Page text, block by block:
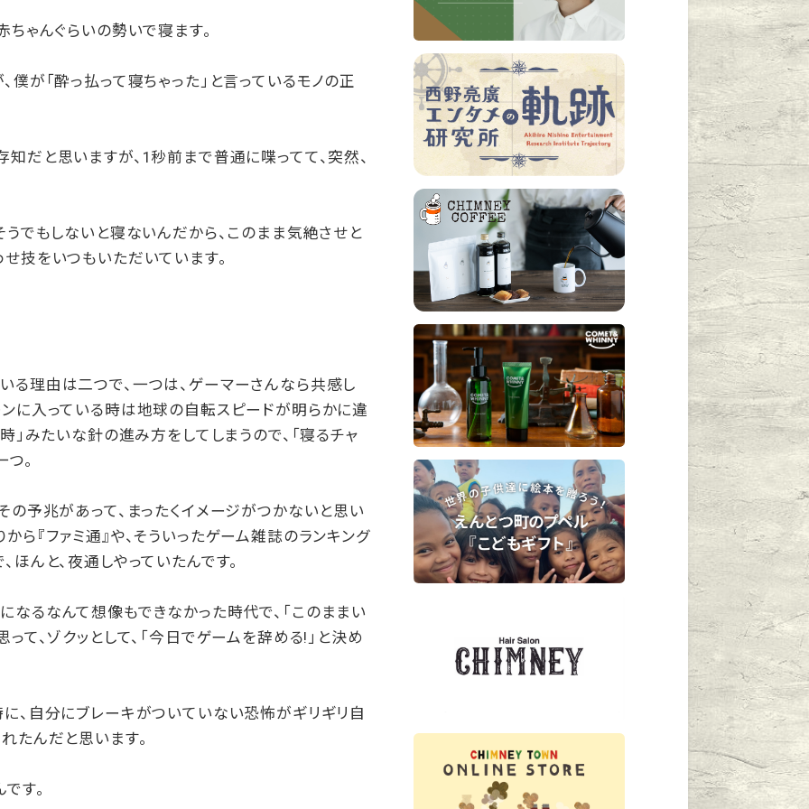
ちゃんぐらいの勢いで寝ます。
僕が「酔っ払って寝ちゃった」と言っているモノの正
だと思いますが、1秒前まで普通に喋ってて、突然、
うでもしないと寝ないんだから、このまま気絶させと
技をいつもいただいています。
理由は二つで、一つは、ゲーマーさんなら共感し
に入っている時は地球の自転スピードが明らかに違
」みたいな針の進み方をしてしまうので、「寝るチャ
。
の予兆があって、まったくイメージがつかないと思い
ら『ファミ通』や、そういったゲーム雑誌のランキング
んと、夜通しやっていたんです。
るなんて想像もできなかった時代で、「このままい
て、ゾクッとして、「今日でゲームを辞める!」と決め
、自分にブレーキがついていない恐怖がギリギリ自
たんだと思います。
す。